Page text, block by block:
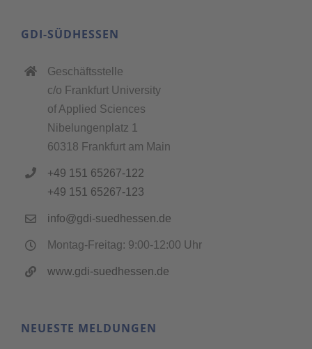
GDI-SÜDHESSEN
Geschäftsstelle
c/o Frankfurt University
of Applied Sciences
Nibelungenplatz 1
60318 Frankfurt am Main
+49 151 65267-122
+49 151 65267-123
info@gdi-suedhessen.de
Montag-Freitag: 9:00-12:00 Uhr
www.gdi-suedhessen.de
NEUESTE MELDUNGEN